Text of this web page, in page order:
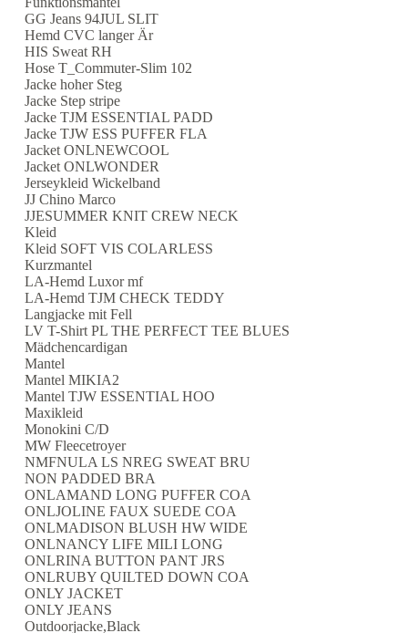
GG Jeans 94JUL SLIT
Hemd CVC langer Är
HIS Sweat RH
Hose T_Commuter-Slim 102
Jacke hoher Steg
Jacke Step stripe
Jacke TJM ESSENTIAL PADD
Jacke TJW ESS PUFFER FLA
Jacket ONLNEWCOOL
Jacket ONLWONDER
Jerseykleid Wickelband
JJ Chino Marco
JJESUMMER KNIT CREW NECK
Kleid
Kleid SOFT VIS COLARLESS
Kurzmantel
LA-Hemd Luxor mf
LA-Hemd TJM CHECK TEDDY
Langjacke mit Fell
LV T-Shirt PL THE PERFECT TEE BLUES
Mädchencardigan
Mantel
Mantel MIKIA2
Mantel TJW ESSENTIAL HOO
Maxikleid
Monokini C/D
MW Fleecetroyer
NMFNULA LS NREG SWEAT BRU
NON PADDED BRA
ONLAMAND LONG PUFFER COA
ONLJOLINE FAUX SUEDE COA
ONLMADISON BLUSH HW WIDE
ONLNANCY LIFE MILI LONG
ONLRINA BUTTON PANT JRS
ONLRUBY QUILTED DOWN COA
ONLY JACKET
ONLY JEANS
Outdoorjacke,Black